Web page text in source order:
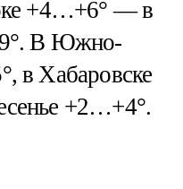
+4…+6° — в
В Южно-
в Хабаровске
+2…+4°.